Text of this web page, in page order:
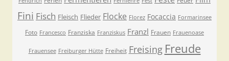
Fini Fisch Fleisch Flieder Flocke Florez Focaccia Formarinsee
Foto Francesco Franziska Franziskus Franzl Frauen Frauenoase
Frauensee Freiburger Hütte Freiheit Freising Freude